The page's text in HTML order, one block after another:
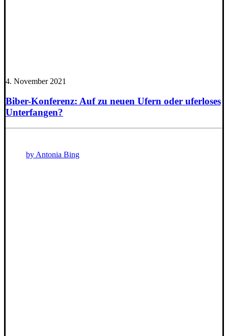
4. November 2021
Biber-Konferenz: Auf zu neuen Ufern oder uferloses
Unterfangen?
by Antonia Bing